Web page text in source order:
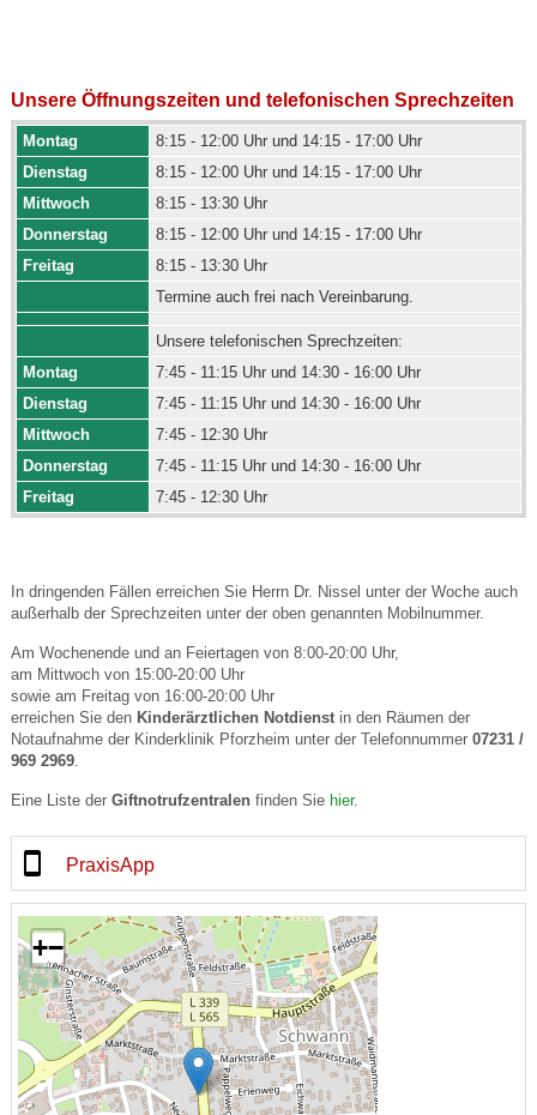
Unsere Öffnungszeiten und telefonischen Sprechzeiten
Montag
8:15 - 12:00 Uhr und 14:15 - 17:00 Uhr
Dienstag
8:15 - 12:00 Uhr und 14:15 - 17:00 Uhr
Mittwoch
8:15 - 13:30 Uhr
Donnerstag
8:15 - 12:00 Uhr und 14:15 - 17:00 Uhr
Freitag
8:15 - 13:30 Uhr
Termine auch frei nach Vereinbarung.
Unsere telefonischen Sprechzeiten:
Montag
7:45 - 11:15 Uhr und 14:30 - 16:00 Uhr
Dienstag
7:45 - 11:15 Uhr und 14:30 - 16:00 Uhr
Mittwoch
7:45 - 12:30 Uhr
Donnerstag
7:45 - 11:15 Uhr und 14:30 - 16:00 Uhr
Freitag
7:45 - 12:30 Uhr
In dringenden Fällen erreichen Sie Herrn Dr. Nissel unter der Woche auch
außerhalb der Sprechzeiten unter der oben genannten Mobilnummer.
Am Wochenende und an Feiertagen von 8:00-20:00 Uhr,
am Mittwoch von 15:00-20:00 Uhr
sowie am Freitag von 16:00-20:00 Uhr
erreichen Sie den Kinderärztlichen Notdienstin den Räumen der
Notaufnahme der Kinderklinik Pforzheim unter der Telefonnummer 07231 /
969 2969.
Eine Liste der Giftnotrufzentralenfinden Sie hier.
PraxisApp
+−